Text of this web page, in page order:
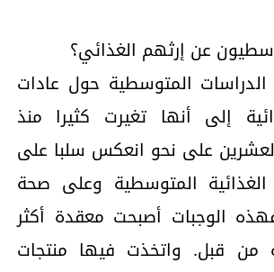
عن إرثهم الغذائي؟
المتوسطية حول عادات
إلى أنها تغيرت كثيرا منذ
على نحو انعكس سلبا على
المتوسطية وعلى صحة
الوجبات أصبحت معقدة أكثر
من قبل. واتخذت فيها منتجات